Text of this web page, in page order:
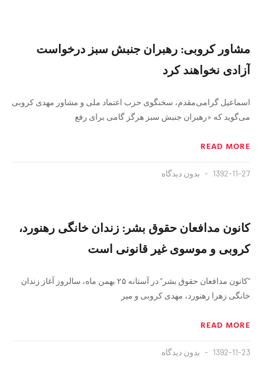
مشاور کروبی: رهبران جنبش سبز درخواست
آزادی نخواهند کرد
اسماعيل گرامی‌مقدم، سخنگوی حزب اعتماد ملی و مشاور مهدی کروبی
می‌گوید که «رهبران جنبش سبز هرگز گامی برای رفع
READ MORE
1392-11-27 بدون دیدگاه
کانون مدافعان حقوق بشر: زندان خانگی رهنورد،
کروبی و موسوی غیر قانونی است
“کانون مدافعان حقوق بشر” در آستانه ۲۵ بهمن ماه، سالروز آغاز زندان
خانگی زهرا رهنورد، مهدی کروبی و میر
READ MORE
1392-11-23 بدون دیدگاه